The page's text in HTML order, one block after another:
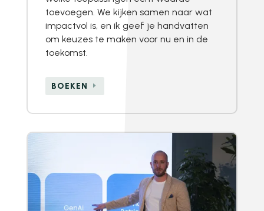
toevoegen. We kijken samen naar wat
impactvol is, en ik geef je handvatten
om keuzes te maken voor nu en in de
toekomst.
BOEKEN